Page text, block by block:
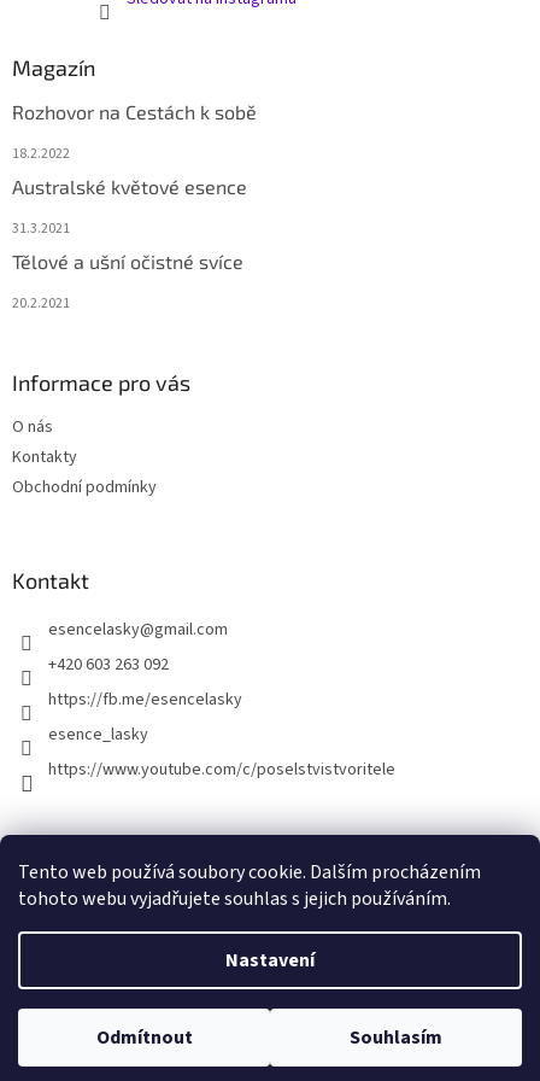
Tento web používá soubory cookie. Dalším procházením
tohoto webu vyjadřujete souhlas s jejich používáním.
Nastavení
Odmítnout Souhlasím
Magazín
Rozhovor na Cestách k sobě
18.2.2022
Australské květové esence
31.3.2021
Tělové a ušní očistné svíce
20.2.2021
Informace pro vás
O nás
Kontakty
Obchodní podmínky
Kontakt
esencelasky@gmail.com
+420 603 263 092
https://fb.me/esencelasky
esence_lasky
https://www.youtube.com/c/poselstvistvoritele
Vytvořil Shoptet
Copyright 2026Esence lásky . Všechna práva vyhrazena.